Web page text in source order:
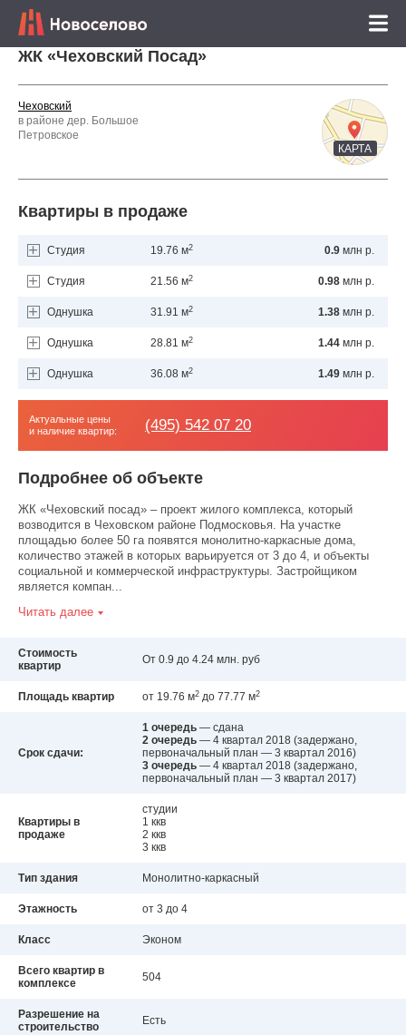
ЖК «Чеховский Посад»
Чеховский
в районе дер. Большое
Петровское
КАРТА
Квартиры в продаже
Студия 19.76 м2 0.9млн р.
Студия 21.56 м2 0.98млн р.
Однушка 31.91 м2 1.38млн р.
Однушка 28.81 м2 1.44млн р.
Однушка 36.08 м2 1.49млн р.
Актуальные цены
и наличие квартир:
(495) 542 07 20
Подробнее об объекте
ЖК «Чеховский посад» – проект жилого комплекса, который
возводится в Чеховском районе Подмосковья. На участке
площадью более 50 га появятся монолитно-каркасные дома,
количество этажей в которых варьируется от 3 до 4, и объекты
социальной и коммерческой инфраструктуры. Застройщиком
является компан...
Читать далее
Стоимость
квартир
От 0.9 до 4.24 млн. руб
Площадь квартир от 19.76 м2 до 77.77 м2
Срок сдачи:
1 очередь — сдана
2 очередь — 4 квартал 2018 (задержано,
первоначальный план — 3 квартал 2016)
3 очередь — 4 квартал 2018 (задержано,
первоначальный план — 3 квартал 2017)
Квартиры в
продаже
студии
1 ккв
2 ккв
3 ккв
Тип здания Монолитно-каркасный
Этажность от 3 до 4
Класс Эконом
Всего квартир в
комплексе
504
Разрешение на
строительство
Есть